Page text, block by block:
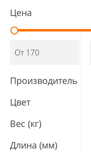
Цена
Производитель
Цвет
Вес (кг)
Длина (мм)